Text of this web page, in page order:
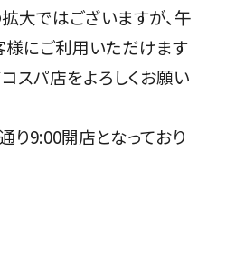
大ではございますが、午
様にご利用いただけます
スパ店をよろしくお願い
り9:00開店となっており